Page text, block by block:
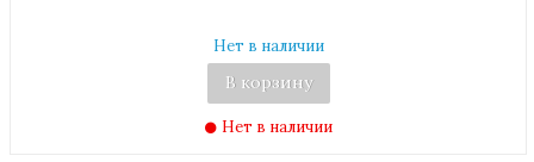
Нет в наличии
В корзину
Нет в наличии